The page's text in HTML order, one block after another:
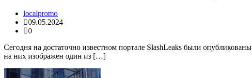
localpromo
09.05.2024
0
Сегодня на достаточно известном портале SlashLeaks были
на них изображен один из […]